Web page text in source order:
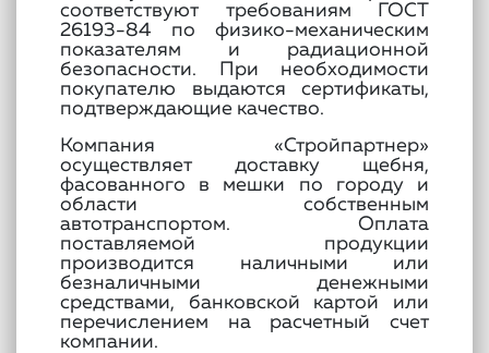
соответствуют требованиям ГОСТ
26193-84 по физико-механическим
показателям и радиационной
безопасности. При необходимости
покупателю выдаются сертификаты,
подтверждающие качество.
Компания «Стройпартнер»
осуществляет доставку щебня,
фасованного в мешки по городу и
области собственным
автотранспортом. Оплата
поставляемой продукции
производится наличными или
безналичными денежными
средствами, банковской картой или
перечислением на расчетный счет
компании.